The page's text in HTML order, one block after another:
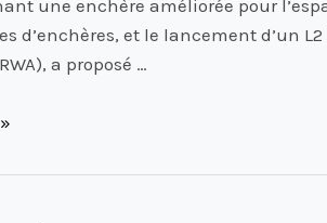
une enchère améliorée pour
d’enchères, et le lancement d’un
a proposé …